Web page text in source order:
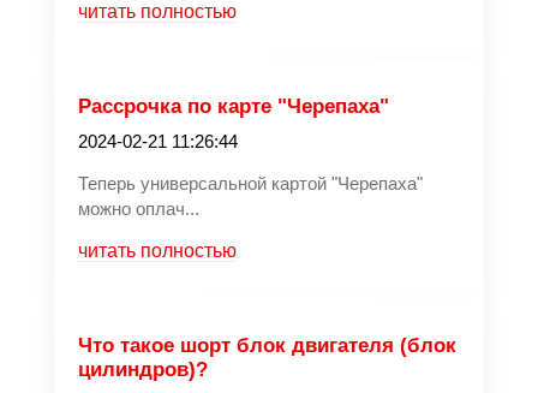
читать полностью
Рассрочка по карте "Черепаха"
2024-02-21 11:26:44
Теперь универсальной картой "Черепаха"
можно оплач...
читать полностью
Что такое шорт блок двигателя (блок
цилиндров)?